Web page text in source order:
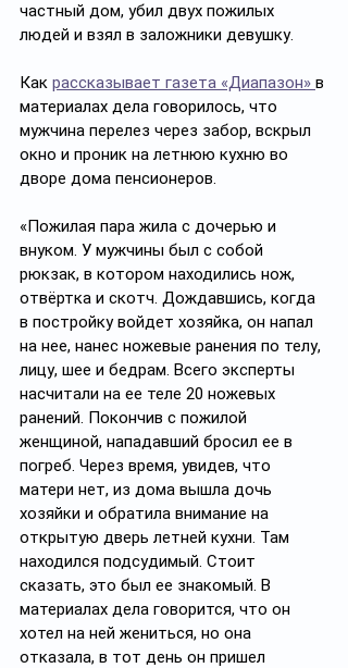
частный дом, убил двух пожилых
людей и взял в заложники девушку.
Как рассказывает газета «Диапазон» в
материалах дела говорилось, что
мужчина перелез через забор, вскрыл
окно и проник на летнюю кухню во
дворе дома пенсионеров.
«Пожилая пара жила с дочерью и
внуком. У мужчины был с собой
рюкзак, в котором находились нож,
отвёртка и скотч. Дождавшись, когда
в постройку войдет хозяйка, он напал
на нее, нанес ножевые ранения по телу,
лицу, шее и бедрам. Всего эксперты
насчитали на ее теле 20 ножевых
ранений. Покончив с пожилой
женщиной, нападавший бросил ее в
погреб. Через время, увидев, что
матери нет, из дома вышла дочь
хозяйки и обратила внимание на
открытую дверь летней кухни. Там
находился подсудимый. Стоит
сказать, это был ее знакомый. В
материалах дела говорится, что он
хотел на ней жениться, но она
отказала, в тот день он пришел